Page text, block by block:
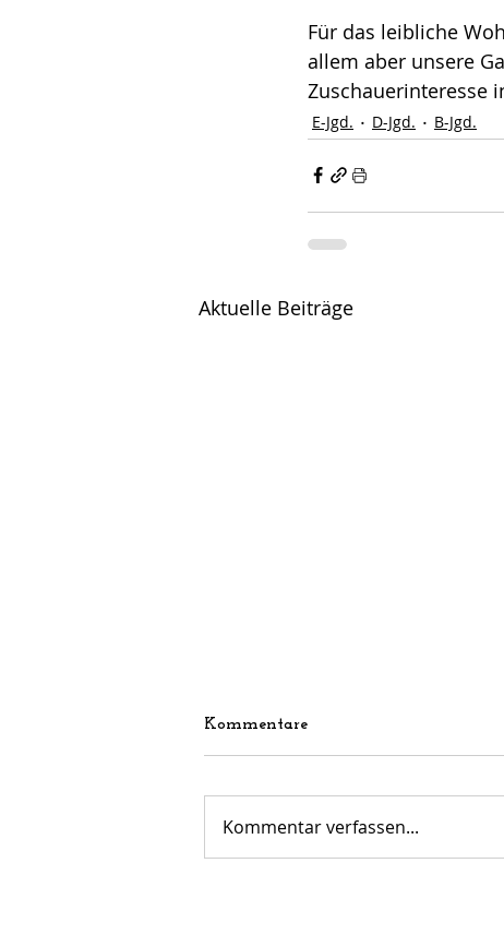
Für das leibliche
allem aber unsere
Zuschauerinteresse
E-Jgd. D-Jgd. B-Jgd.
Aktuelle Beiträge
Kommentare
Kommentar verfassen...